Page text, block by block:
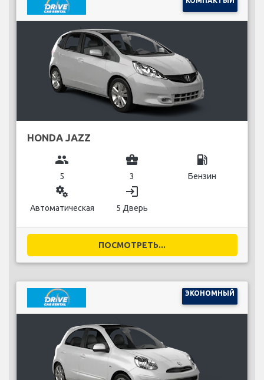
HONDA JAZZ
group
5
business_center
3
local_gas_station
Бензин
miscellaneous_services
Автоматическая
login
5 Дверь
ПОСМОТРЕТЬ...
ЭКОНОМНЫЙ